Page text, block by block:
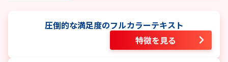
圧倒的な満足度のフルカラーテキスト
特徴を見る